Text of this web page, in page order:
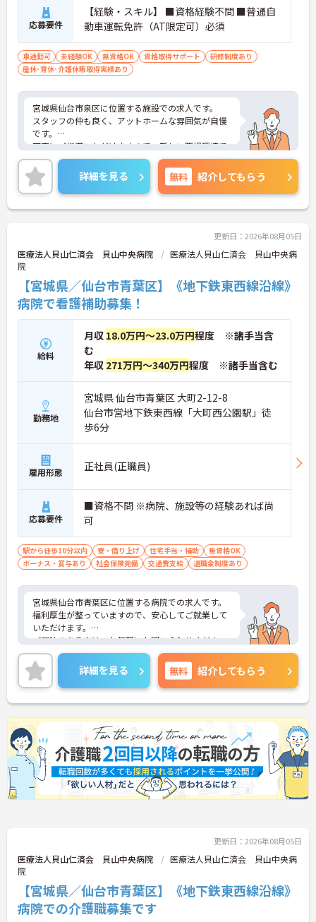
応募要件
【経験・スキル】 ■資格経験不問 ■普通自
動車運転免許（AT限定可）必須
車通勤可 未経験OK 無資格OK 資格取得サポート
研修制度あり
産休･育休･介護休暇取得実績あり
宮城県仙台市泉区に位置する施設での求人です。
スタッフの仲も良く、アットホームな雰囲気が自慢
です。
丁寧にご指導いただけますので、新しい職場環境で
も安心してご就業していただけます。
ご興味ある方には、面接対策ポイントなど、詳細を
お話しいたしますのでお気軽にご相談ください。
詳細を見る 無料 紹介してもらう
更新日：2026年08月05日
医療法人貝山仁済会 貝山中央病院
医療法人貝山仁済会 貝山中央病
院
【宮城県／仙台市青葉区】《地下鉄東西線沿線》
病院で看護補助募集！
給料
月収 18.0万円～23.0万円程度 ※諸手当含
む
年収 271万円～340万円程度 ※諸手当含む
勤務地
宮城県 仙台市青葉区 大町2-12-8
仙台市営地下鉄東西線「大町西公園駅」徒
歩6分
雇用形態 正社員(正職員)
応募要件
■資格不問 ※病院、施設等の経験あれば尚
可
駅から徒歩10分以内 寮・借り上げ 住宅手当・補助
無資格OK
ボーナス・賞与あり
社会保険完備 交通費支給 退職金制度あり
宮城県仙台市青葉区に位置する病院での求人です。
福利厚生が整っていますので、安心してご就業して
いただけます。
ご興味のある方は、お気軽にお問い合わせくださ
い。
詳細を見る 無料 紹介してもらう
更新日：2026年08月05日
医療法人貝山仁済会 貝山中央病院
医療法人貝山仁済会 貝山中央病
院
【宮城県／仙台市青葉区】《地下鉄東西線沿線》
病院での介護職募集です